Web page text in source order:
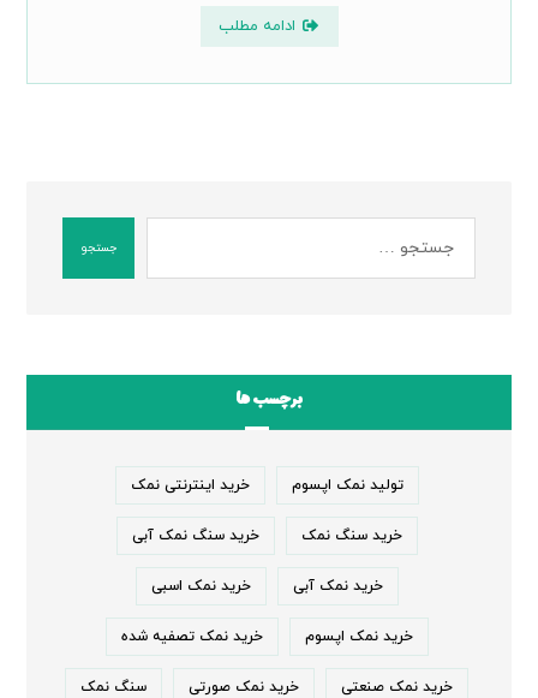
ادامه مطلب
جستجو
برچسب ها
تولید نمک اپسوم خرید اینترنتی نمک
خرید سنگ نمک خرید سنگ نمک آبی
خرید نمک آبی خرید نمک اسبی
خرید نمک اپسوم خرید نمک تصفیه شده
خرید نمک صنعتی خرید نمک صورتی سنگ نمک